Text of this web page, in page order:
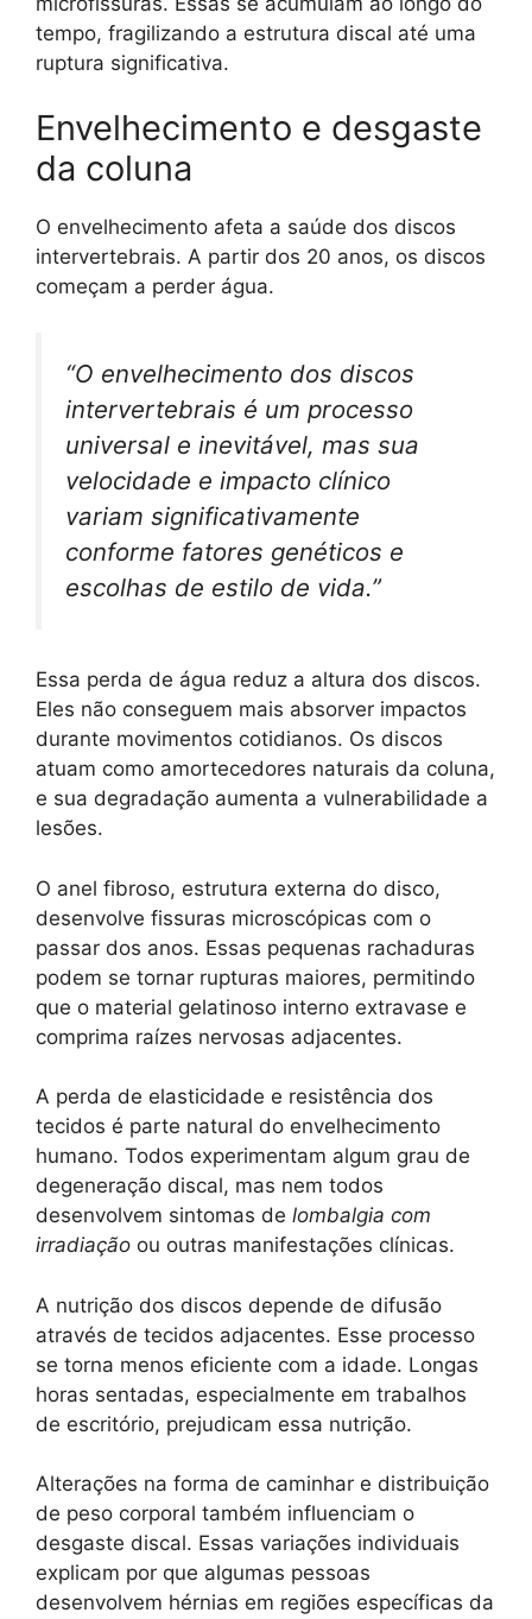
tempo, fragilizando a estrutura discal até uma
ruptura significativa.
Envelhecimento e desgaste
da coluna
O envelhecimento afeta a saúde dos discos
intervertebrais. A partir dos 20 anos, os discos
começam a perder água.
“O envelhecimento dos discos
intervertebrais é um processo
universal e inevitável, mas sua
velocidade e impacto clínico
variam significativamente
conforme fatores genéticos e
escolhas de estilo de vida.”
Essa perda de água reduz a altura dos discos.
Eles não conseguem mais absorver impactos
durante movimentos cotidianos. Os discos
atuam como amortecedores naturais da coluna,
e sua degradação aumenta a vulnerabilidade a
lesões.
O anel fibroso, estrutura externa do disco,
desenvolve fissuras microscópicas com o
passar dos anos. Essas pequenas rachaduras
podem se tornar rupturas maiores, permitindo
que o material gelatinoso interno extravase e
comprima raízes nervosas adjacentes.
A perda de elasticidade e resistência dos
tecidos é parte natural do envelhecimento
humano. Todos experimentam algum grau de
degeneração discal, mas nem todos
desenvolvem sintomas de lombalgia com
irradiação ou outras manifestações clínicas.
A nutrição dos discos depende de difusão
através de tecidos adjacentes. Esse processo
se torna menos eficiente com a idade. Longas
horas sentadas, especialmente em trabalhos
de escritório, prejudicam essa nutrição.
Alterações na forma de caminhar e distribuição
de peso corporal também influenciam o
desgaste discal. Essas variações individuais
explicam por que algumas pessoas
desenvolvem hérnias em regiões específicas da